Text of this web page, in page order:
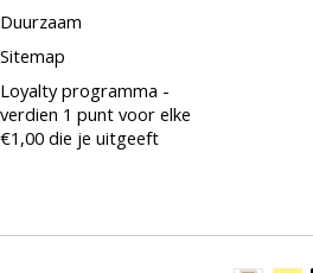
Duurzaam
Sitemap
Loyalty programma -
verdien 1 punt voor elke
€1,00 die je uitgeeft